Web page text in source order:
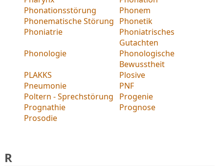
Phonationsstörung
Phonem
Phonematische Störung Phonetik
Phoniatrie
Phoniatrisches
Gutachten
Phonologie
Phonologische
Bewusstheit
PLAKKS
Plosive
Pneumonie
PNF
Poltern - Sprechstörung
Progenie
Prognathie
Prognose
Prosodie
R